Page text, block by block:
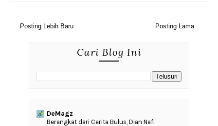
Posting Lebih Baru Posting Lama
Cari Blog Ini
DeMagz
‎Berangkat dari Cerita Bulus, Dian Nafi